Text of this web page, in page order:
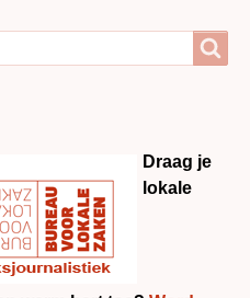
Draag je
lokale